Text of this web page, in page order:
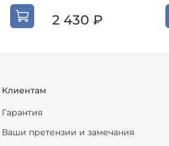
2 430 ₽
Клиентам
Гарантия
Ваши претензии и замечания